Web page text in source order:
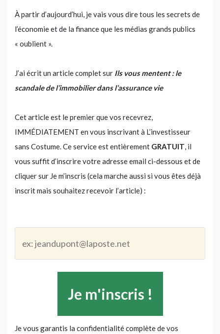
À partir d’aujourd’hui, je vais vous dire tous les secrets de
l’économie et de la finance que les médias grands publics
« oublient ».
J’ai écrit un article complet sur Ils vous mentent : le
scandale de l’immobilier dans l’assurance vie
Cet article est le premier que vos recevrez,
IMMÉDIATEMENT en vous inscrivant à L’investisseur
sans Costume. Ce service est entièrement GRATUIT, il
vous suffit d’inscrire votre adresse email ci-dessous et de
cliquer sur Je m’inscris (cela marche aussi si vous êtes déjà
inscrit mais souhaitez recevoir l’article) :
Je vous garantis la confidentialité complète de vos